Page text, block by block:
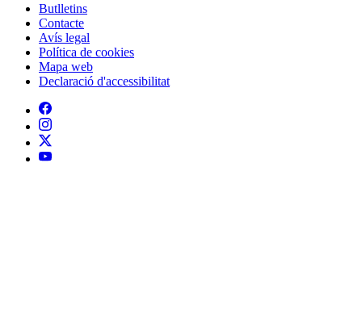
Peu
Butlletins
Contacte
Avís legal
Política de cookies
Mapa web
Declaració d'accessibilitat